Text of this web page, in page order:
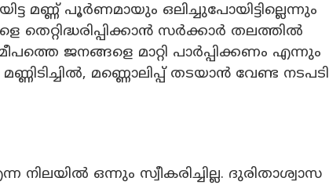
മണ്ണ് പൂർണമായും ഒലിച്ചുപോയിട്ടില്ലെന്നും
സർക്കാർ തലത്തിൽ
ജനങ്ങളെ മാറ്റി പാർപ്പിക്കണം എന്നും
മണ്ണിടിച്ചിൽ, മണ്ണൊലിപ്പ് തടയാൻ വേണ്ട നടപടി
നിലയിൽ ഒന്നും സ്വീകരിച്ചില്ല. ദുരിതാശ്വാസ